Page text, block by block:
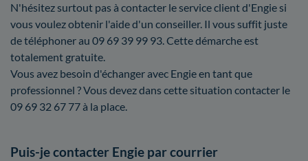
N'hésitez surtout pas à contacter le service client d'Engie si
vous voulez obtenir l'aide d'un conseiller. Il vous suffit juste
de téléphoner au 09 69 39 99 93. Cette démarche est
totalement gratuite.
Vous avez besoin d'échanger avec Engie en tant que
professionnel ? Vous devez dans cette situation contacter le
09 69 32 67 77 à la place.
Puis-je contacter Engie par courrier